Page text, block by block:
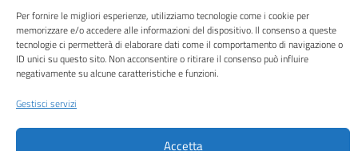
Per fornire le migliori esperienze, utilizziamo tecnologie come i cookie per
memorizzare e/o accedere alle informazioni del dispositivo. Il consenso a queste
tecnologie ci permetterà di elaborare dati come il comportamento di navigazione o
ID unici su questo sito. Non acconsentire o ritirare il consenso può influire
negativamente su alcune caratteristiche e funzioni.
Gestisci servizi
Accetta
FacebookYoutube
Attuazione Misure PNRR